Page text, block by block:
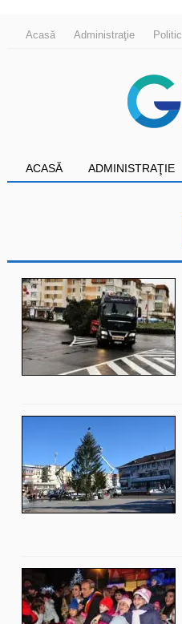
Acasă Administraţie Politic
ACASĂ ADMINISTRAŢIE